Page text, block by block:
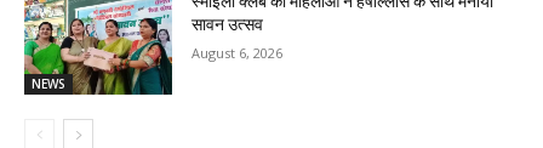
NEWS
सावन उत्सव
August 6, 2026